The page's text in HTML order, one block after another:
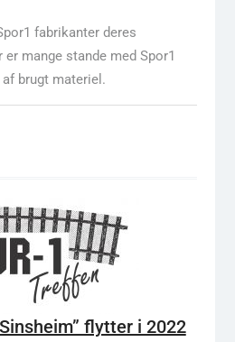
fabrikanter deres
mange stande med Spor1
brugt materiel.
flytter i 2022